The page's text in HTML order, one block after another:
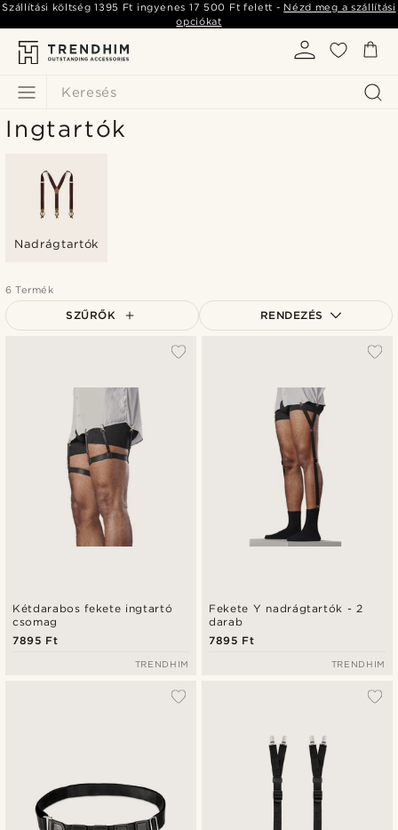
Keresés
Szállítási költség1395 Ft ingyenes 17 500 Ft felett - Nézd meg a szállítási
opciókat
Ingtartók
Nadrágtartók
6 Termék
SZŰRŐK RENDEZÉS
Legalacsonyabb ár
Legmagasabb ár
Kétdarabos fekete ingtartó
csomag
7895 Ft
TRENDHIM
Fekete Y nadrágtartók - 2
darab
7895 Ft
TRENDHIM